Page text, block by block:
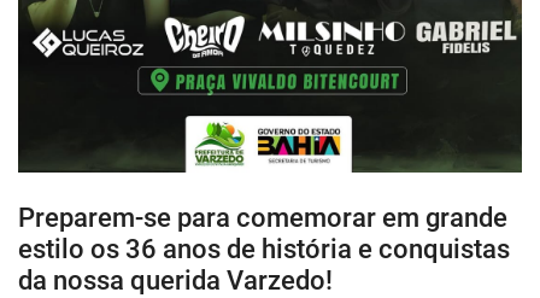
Preparem-se para comemorar em grande
estilo os 36 anos de história e conquistas
da nossa querida Varzedo!